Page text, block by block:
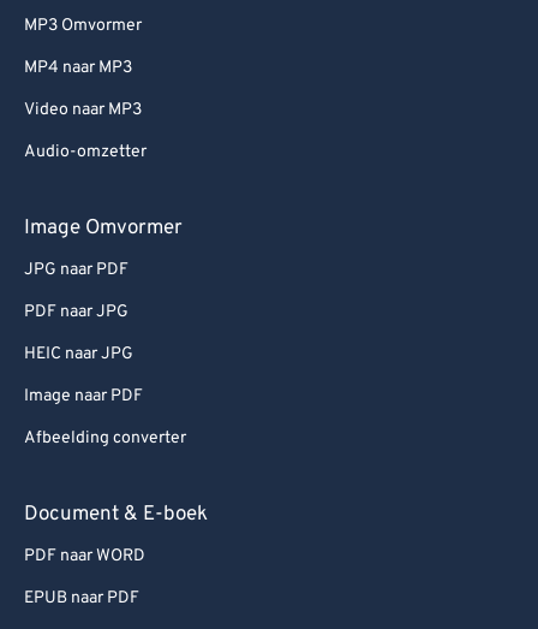
MP3 Omvormer
MP4 naar MP3
Video naar MP3
Audio-omzetter
Image Omvormer
JPG naar PDF
PDF naar JPG
HEIC naar JPG
Image naar PDF
Afbeelding converter
Document & E-boek
PDF naar WORD
EPUB naar PDF